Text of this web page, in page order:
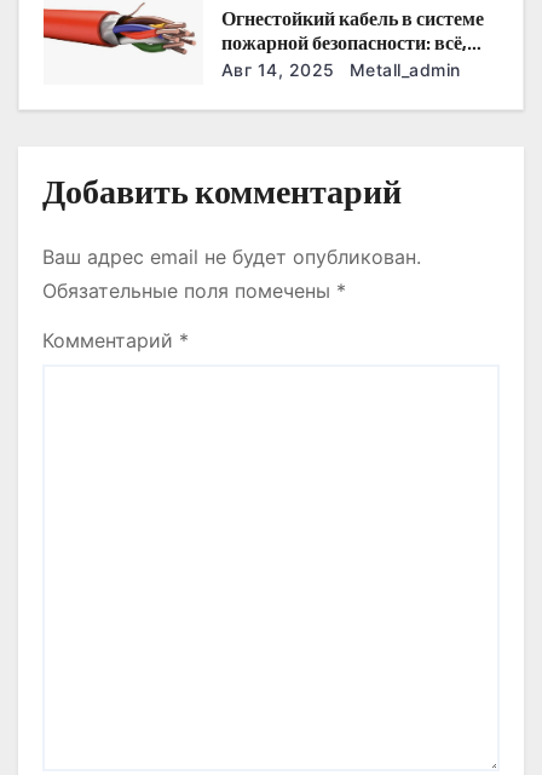
с
м
Огнестойкий кабель в системе
пожарной безопасности: всё,
что нужно знать
Авг 14, 2025 Metall_admin
Добавить комментарий
Ваш адрес email не будет опубликован.
Обязательные поля помечены *
Комментарий *